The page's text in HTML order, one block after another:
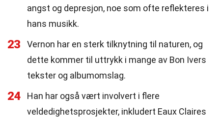
angst og depresjon, noe som ofte reflekteres i
hans musikk.
23
Vernon har en sterk tilknytning til naturen, og
dette kommer til uttrykk i mange av Bon Ivers
tekster og albumomslag.
24
Han har også vært involvert i flere
veldedighetsprosjekter, inkludert Eaux Claires